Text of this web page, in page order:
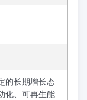
的长期增长态
化、可再生能